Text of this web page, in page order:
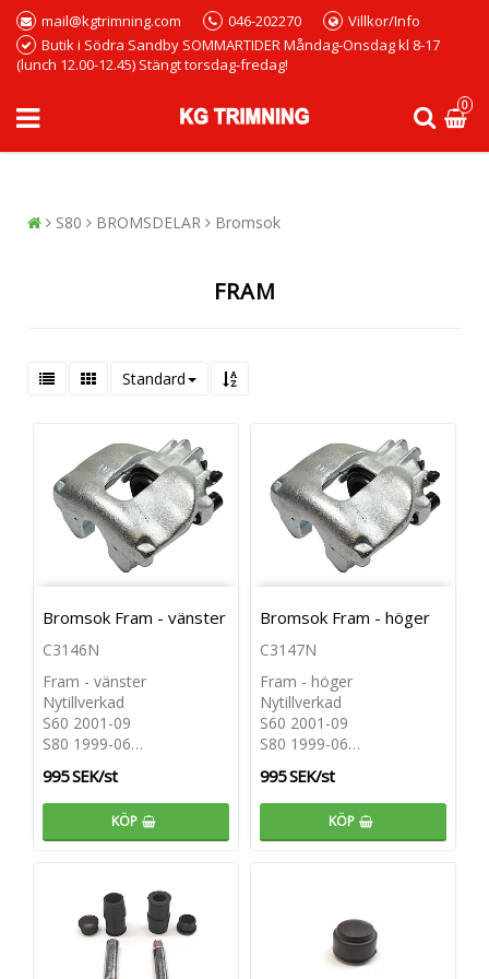
mail@kgtrimning.com 046-202270
Villkor/Info
Butik i Södra Sandby SOMMARTIDER Måndag-Onsdag kl 8-17
(lunch 12.00-12.45) Stängt torsdag-fredag!
0
S80 BROMSDELAR Bromsok
FRAM
Standard
Bromsok Fram - vänster
C3146N
Fram - vänster
Nytillverkad
S60 2001-09
S80 1999-06…
995 SEK/st
KÖP
Bromsok Fram - höger
C3147N
Fram - höger
Nytillverkad
S60 2001-09
S80 1999-06…
995 SEK/st
KÖP